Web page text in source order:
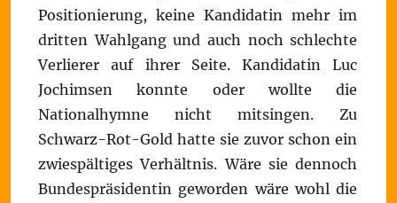
Positionierung, keine Kandidatin mehr im
dritten Wahlgang und auch noch schlechte
Verlierer auf ihrer Seite. Kandidatin Luc
Jochimsen konnte oder wollte die
Nationalhymne nicht mitsingen. Zu
Schwarz-Rot-Gold hatte sie zuvor schon ein
zwiespältiges Verhältnis. Wäre sie dennoch
Bundespräsidentin geworden wäre wohl die